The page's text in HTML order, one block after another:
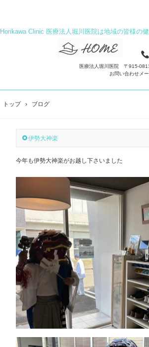
Horikawa Clinic 医療法人堀川医院は地域の皆様の健
医療法人堀川医院 〒915-
お問い合わせメ
トップ › ブログ
伊勢大神楽
今年も伊勢大神楽がお越し下さいました